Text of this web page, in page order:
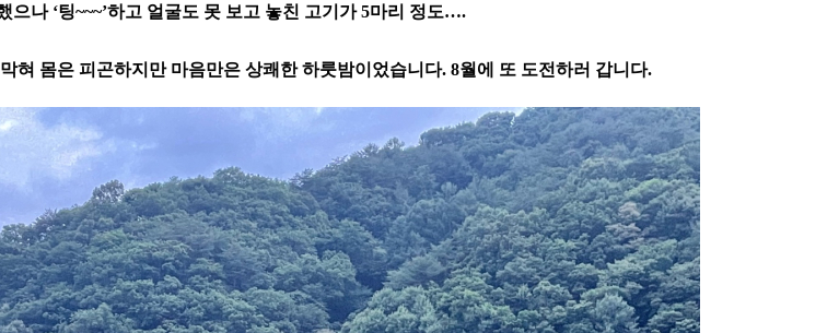
으나 ‘팅~~~’하고 얼굴도 못 보고 놓친 고기가 5마리 정도….
혀 몸은 피곤하지만 마음만은 상쾌한 하룻밤이었습니다. 8월에 또 도전하러 갑니다.